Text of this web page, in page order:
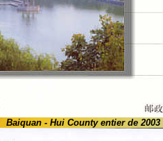
Baiquan - Hui County entier de 2003